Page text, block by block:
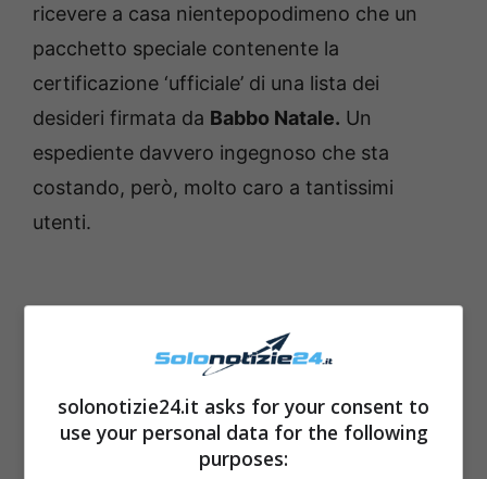
ricevere a casa nientepopodimeno che un
pacchetto speciale contenente la
certificazione ‘ufficiale’ di una lista dei
desideri firmata da Babbo Natale. Un
espediente davvero ingegnoso che sta
costando, però, molto caro a tantissimi
utenti.
solonotizie24.it asks for your consent to
use your personal data for the following
purposes: